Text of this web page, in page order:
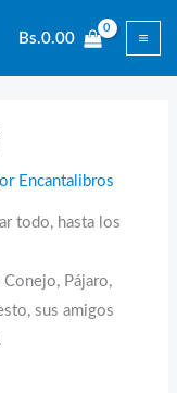
Bs.0.00
Encantalibros
todo, hasta los
Pájaro,
sus amigos